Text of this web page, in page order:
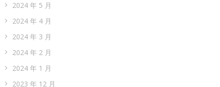
2024 年 5 月
2024 年 4 月
2024 年 3 月
2024 年 2 月
2024 年 1 月
2023 年 12 月